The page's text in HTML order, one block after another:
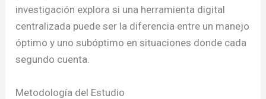
investigación explora si una herramienta digital
centralizada puede ser la diferencia entre un manejo
óptimo y uno subóptimo en situaciones donde cada
segundo cuenta.
Metodología del Estudio